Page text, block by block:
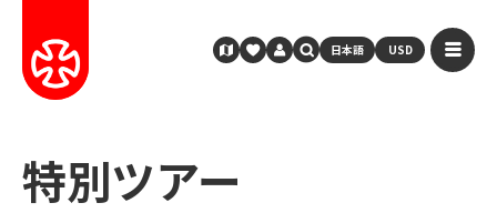
日本語 USD
特別ツアー